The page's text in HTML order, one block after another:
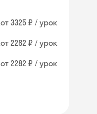
от 3325 ₽ / урок
от 2282 ₽ / урок
от 2282 ₽ / урок